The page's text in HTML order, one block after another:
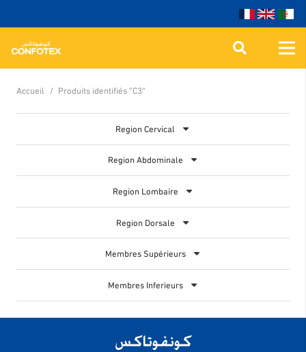
Accueil / Produits identifiés “C3”
Region Cervical
Region Abdominale
Region Lombaire
Region Dorsale
Membres Supérieurs
Membres Inferieurs